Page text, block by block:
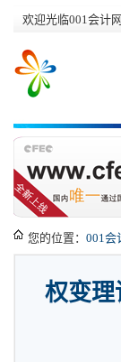
欢迎光临001会计网
您的位置： 001会
权变理